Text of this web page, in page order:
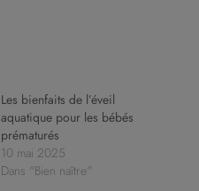
Les bienfaits de l’éveil
aquatique pour les bébés
prématurés
10 mai 2025
Dans "Bien naître"